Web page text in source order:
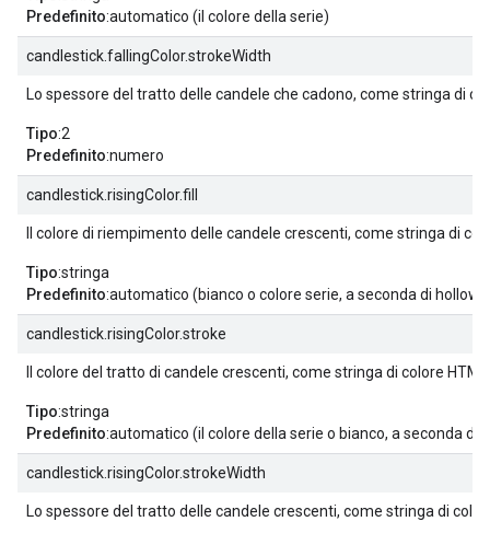
Predefinito:automatico (il colore della serie)
candlestick.fallingColor.strokeWidth
Lo spessore del tratto delle candele che cadono, come stringa di
Tipo:2
Predefinito:numero
candlestick.risingColor.fill
Il colore di riempimento delle candele crescenti, come stringa di
Tipo:stringa
Predefinito:automatico (bianco o colore serie, a seconda di
candlestick.risingColor.stroke
Il colore del tratto di candele crescenti, come stringa di colore HTML.
Tipo:stringa
Predefinito:automatico (il colore della serie o bianco, a seconda di
candlestick.risingColor.strokeWidth
Lo spessore del tratto delle candele crescenti, come stringa di